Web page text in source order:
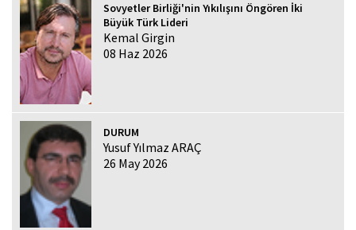
Sovyetler Birliği'nin Yıkılışını Öngören İki
Büyük Türk Lideri
Kemal Girgin
08 Haz 2026
DURUM
Yusuf Yılmaz ARAÇ
26 May 2026